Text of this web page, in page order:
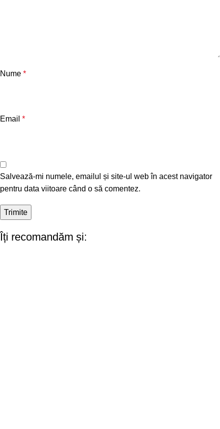
Nume *
Email *
Salvează-mi numele, emailul și site-ul web în acest navigator
pentru data viitoare când o să comentez.
Îți recomandăm și: